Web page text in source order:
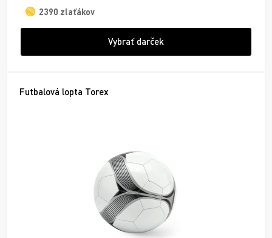
2390 zlaťákov
Vybrať darček
Futbalová lopta Torex